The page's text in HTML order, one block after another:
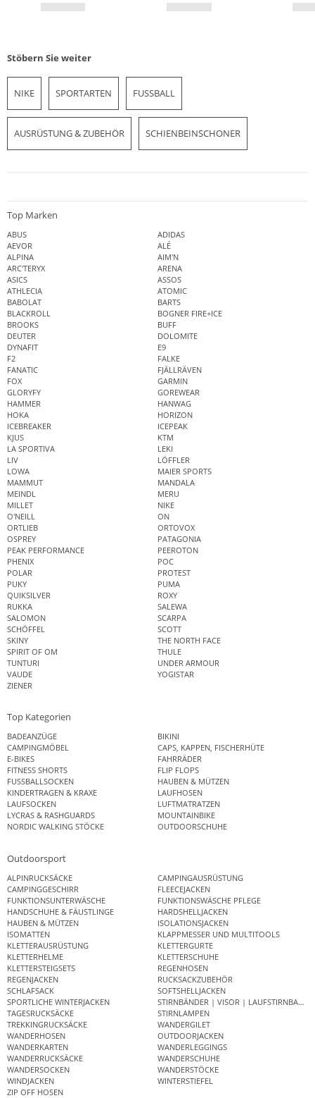
Stöbern Sie weiter
NIKE SPORTARTEN FUSSBALL
AUSRÜSTUNG & ZUBEHÖR SCHIENBEINSCHONER
Top Marken
ABUS
ADIDAS
AEVOR
ALÉ
ALPINA
AIM'N
ARC'TERYX
ARENA
ASICS
ASSOS
ATHLECIA
ATOMIC
BABOLAT
BARTS
BLACKROLL
BOGNER FIRE+ICE
BROOKS
BUFF
DEUTER
DOLOMITE
DYNAFIT
E9
F2
FALKE
FANATIC
FJÄLLRÄVEN
FOX
GARMIN
GLORYFY
GOREWEAR
HAMMER
HANWAG
HOKA
HORIZON
ICEBREAKER
ICEPEAK
KJUS
KTM
LA SPORTIVA
LEKI
LIV
LÖFFLER
LOWA
MAIER SPORTS
MAMMUT
MANDALA
MEINDL
MERU
MILLET
NIKE
O'NEILL
ON
ORTLIEB
ORTOVOX
OSPREY
PATAGONIA
PEAK PERFORMANCE
PEEROTON
PHENIX
POC
POLAR
PROTEST
PUKY
PUMA
QUIKSILVER
ROXY
RUKKA
SALEWA
SALOMON
SCARPA
SCHÖFFEL
SCOTT
SKINY
THE NORTH FACE
SPIRIT OF OM
THULE
TUNTURI
UNDER ARMOUR
VAUDE
YOGISTAR
ZIENER
Top Kategorien
BADEANZÜGE
BIKINI
CAMPINGMÖBEL
CAPS, KAPPEN, FISCHERHÜTE
E-BIKES
FAHRRÄDER
FITNESS SHORTS
FLIP FLOPS
FUSSBALLSOCKEN
HAUBEN & MÜTZEN
KINDERTRAGEN & KRAXE
LAUFHOSEN
LAUFSOCKEN
LUFTMATRATZEN
LYCRAS & RASHGUARDS
MOUNTAINBIKE
NORDIC WALKING STÖCKE
OUTDOORSCHUHE
Outdoorsport
ALPINRUCKSÄCKE
CAMPINGAUSRÜSTUNG
CAMPINGGESCHIRR
FLEECEJACKEN
FUNKTIONSUNTERWÄSCHE
FUNKTIONSWÄSCHE PFLEGE
HANDSCHUHE & FÄUSTLINGE
HARDSHELLJACKEN
HAUBEN & MÜTZEN
ISOLATIONSJACKEN
ISOMATTEN
KLAPPMESSER UND MULTITOOLS
KLETTERAUSRÜSTUNG
KLETTERGURTE
KLETTERHELME
KLETTERSCHUHE
KLETTERSTEIGSETS
REGENHOSEN
REGENJACKEN
RUCKSACKZUBEHÖR
SCHLAFSACK
SOFTSHELLJACKEN
SPORTLICHE WINTERJACKEN
STIRNBÄNDER | VISOR | LAUFSTIRNBAND
TAGESRUCKSÄCKE
STIRNLAMPEN
TREKKINGRUCKSÄCKE
WANDERGILET
WANDERHOSEN
OUTDOORJACKEN
WANDERKARTEN
WANDERLEGGINGS
WANDERRUCKSÄCKE
WANDERSCHUHE
WANDERSOCKEN
WANDERSTÖCKE
WINDJACKEN
WINTERSTIEFEL
ZIP OFF HOSEN